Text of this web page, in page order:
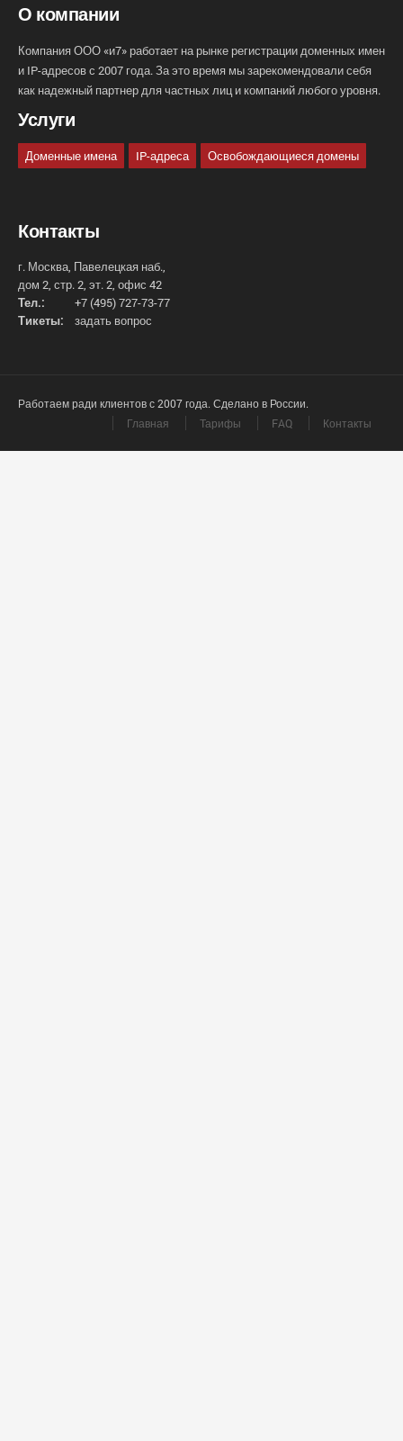
О компании
Компания ООО «и7» работает на рынке регистрации доменных имен
и IP-адресов с 2007 года. За это время мы зарекомендовали себя
как надежный партнер для частных лиц и компаний любого уровня.
Услуги
Доменные имена IP-адреса Освобождающиеся домены
Контакты
г. Москва, Павелецкая наб.,
дом 2, стр. 2, эт. 2, офис 42
Тел.:
+7 (495) 727-73-77
Тикеты:
задать вопрос
Работаем ради клиентов с 2007 года. Сделано в России.
Главная
Тарифы FAQ Контакты